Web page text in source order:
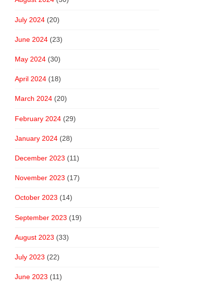
July 2024 (20)
June 2024 (23)
May 2024 (30)
April 2024 (18)
March 2024 (20)
February 2024 (29)
January 2024 (28)
December 2023 (11)
November 2023 (17)
October 2023 (14)
September 2023 (19)
August 2023 (33)
July 2023 (22)
June 2023 (11)